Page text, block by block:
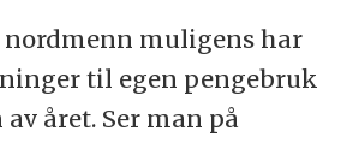
nordmenn muligens har
til egen pengebruk
året. Ser man på